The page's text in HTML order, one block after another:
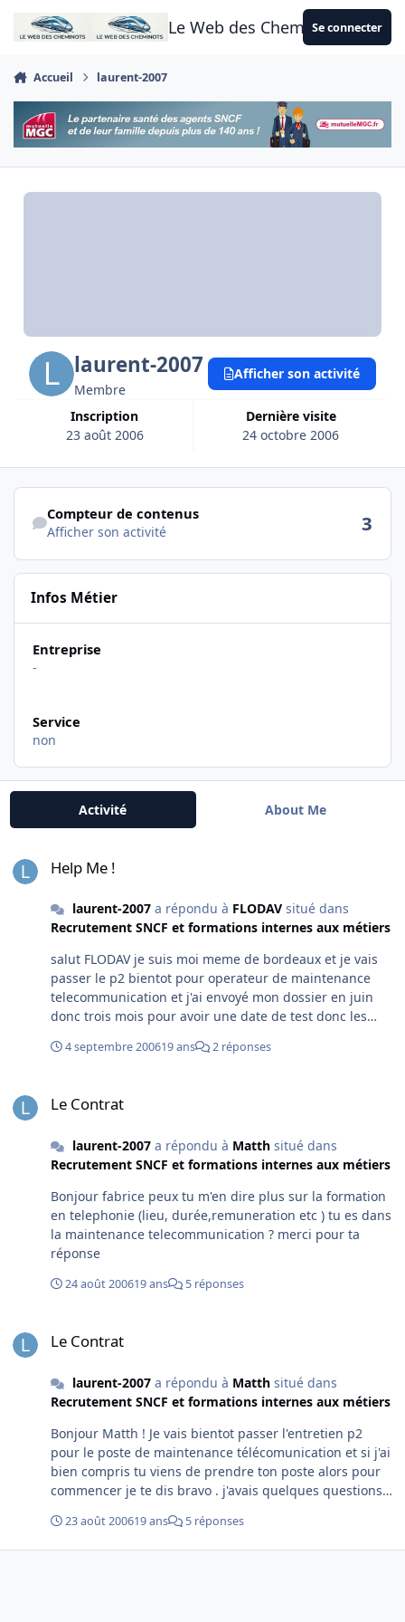
Aller au contenu
Le Web des CheminotsSe connecter
Accueil laurent-2007
laurent-2007
Membre
Inscription
23 août 2006
Dernière visite
24 octobre 2006
Afficher son activité
Afficher son activité
Compteur de contenus
Afficher son activité 3
Infos Métier
Entreprise
-
Service
non
Activité About Me
Help Me !
laurent-2007a répondu à FLODAVsitué dans
Recrutement SNCF et formations internes aux métiers
salut FLODAV je suis moi meme de bordeaux et je vais
passer le p2 bientot pour operateur de maintenance
telecommunication et j'ai envoyé mon dossier en juin
donc trois mois pour avoir une date de test donc les
doute . de toutes facons tu devra recevoir une réponses
poste ? @+
4 septembre 200619 ans 2 réponses
Le Contrat
laurent-2007a répondu à Matthsitué dans
Recrutement SNCF et formations internes aux métiers
Bonjour fabrice peux tu m'en dire plus sur la formation
en telephonie (lieu, durée,remuneration etc ) tu es dans
la maintenance telecommunication ? merci pour ta
réponse
24 août 200619 ans 5 réponses
Le Contrat
laurent-2007a répondu à Matthsitué dans
Recrutement SNCF et formations internes aux métiers
Bonjour Matth ! Je vais bientot passer l'entretien p2
pour le poste de maintenance télécomunication et si j'ai
bien compris tu viens de prendre ton poste alors pour
commencer je te dis bravo . j'avais quelques questions
consiste exactement le poste e maintenance
telecomunication ? Ou se situe et combien de temps
23 août 200619 ans 5 réponses